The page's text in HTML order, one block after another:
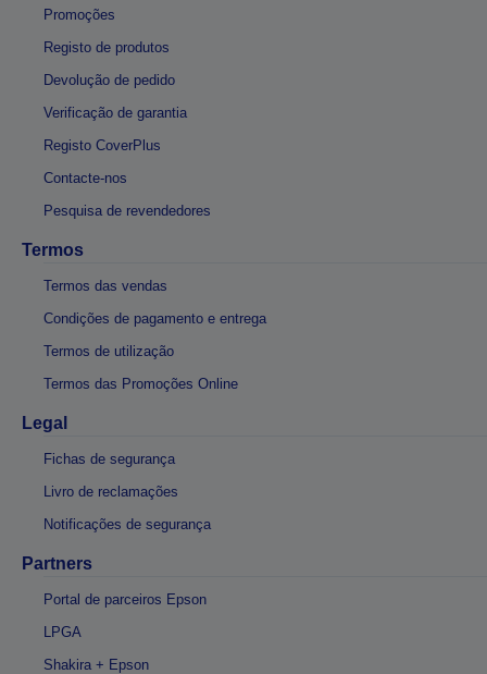
Promoções
Registo de produtos
Devolução de pedido
Verificação de garantia
Registo CoverPlus
Contacte-nos
Pesquisa de revendedores
Termos
Termos das vendas
Condições de pagamento e entrega
Termos de utilização
Termos das Promoções Online
Legal
Fichas de segurança
Livro de reclamações
Notificações de segurança
Partners
Portal de parceiros Epson
LPGA
Shakira + Epson